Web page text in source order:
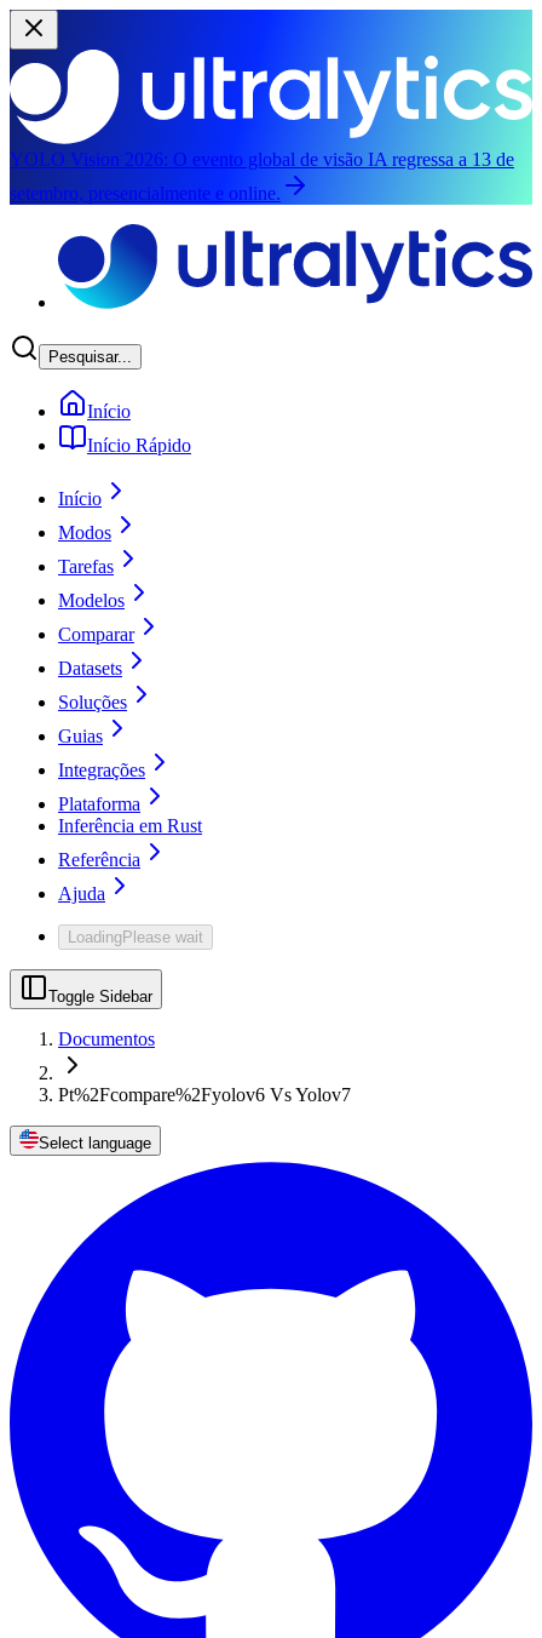
YOLO Vision 2026: O evento global de visão IA regressa a 13 de
setembro, presencialmente e online.
Pesquisar...
Início
Início Rápido
Início
Modos
Tarefas
Modelos
Comparar
Datasets
Soluções
Guias
Integrações
Plataforma
Inferência em Rust
Referência
Ajuda
LoadingPlease wait
Toggle Sidebar
Documentos
Pt%2Fcompare%2Fyolov6 Vs Yolov7
Select language